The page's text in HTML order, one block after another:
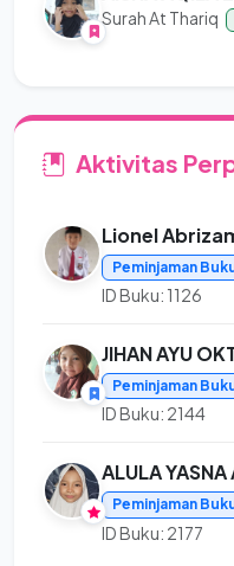
Surah At Thariq
Aktivitas
Lionel
Peminjaman
ID Buku: 1126
JIHAN AYU
Peminjaman
ID Buku: 2144
ALULA YASNA
Peminjaman
ID Buku: 2177